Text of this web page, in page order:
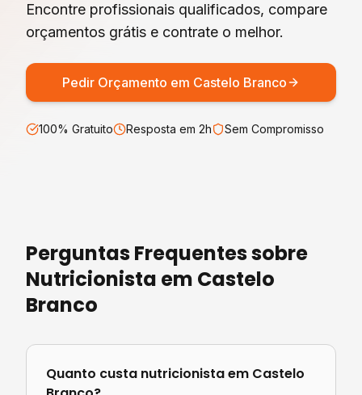
Encontre profissionais qualificados, compare
orçamentos grátis e contrate o melhor.
Pedir Orçamento em Castelo Branco
100% Gratuito Resposta em 2h Sem Compromisso
Perguntas Frequentes sobre
Nutricionista em Castelo
Branco
Quanto custa nutricionistaem Castelo